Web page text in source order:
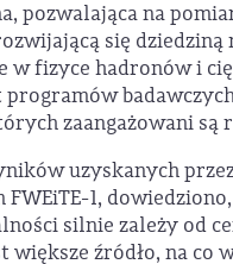
pozwalająca na
się
w fizyce hadronów i
zaangażowani są
uzyskanych
FWEiTE-1,
silnie zależy od
źródło, na co